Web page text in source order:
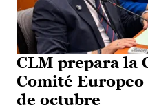
CLM prepara la
Comité Europeo
de octubre